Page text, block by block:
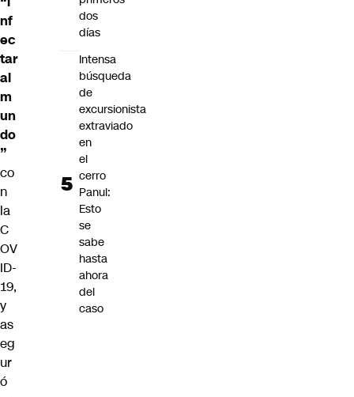
nf
ec
tar
al
m
un
do
”
co
n
la
C
OV
ID-
19,
y
as
eg
ur
ó
dos
días
Intensa
búsqueda
de
excursionista
extraviado
en
el
cerro
Panul:
Esto
se
sabe
hasta
ahora
del
caso